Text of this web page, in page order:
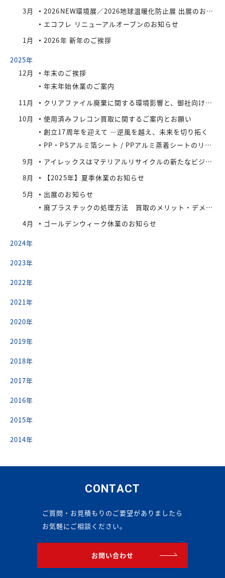
3月
2026NEW環境展／2026地球温暖化防止展 出展のお知らせ
エコフレ リニューアルオープンのお知らせ
1月
2026年 新年のご挨拶
2025年
12月
年末のご挨拶
年末年始休業のご案内
11月
クリアファイル廃棄に関する環境影響と、御社向けの最適なリサイクル・買取対策
10月
使用済みフレコン買取に関するご案内とお願い
創立17周年を迎えて —逆風を越え、未来を切り拓く
PP・PSアルミ箔シート / PPアルミ蒸着シートのリサイクル先をお探しの業者様へ
9月
アイレックスはマテリアルリサイクルの新たなビジネスに着手
8月
【2025年】夏季休業のお知らせ
5月
出展のお知らせ
廃プラスチックの処理方法 買取のメリット・デメリット
4月
ゴールデンウィーク休業のお知らせ
2024年
2023年
2022年
2021年
2020年
2019年
2018年
2017年
2016年
2015年
2014年
CONTACT
ご質問・お見積もりのご要望がありましたら
お気軽にご相談ください。
お問い合わせ